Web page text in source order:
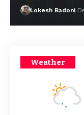
Lokesh Badoni
Weather